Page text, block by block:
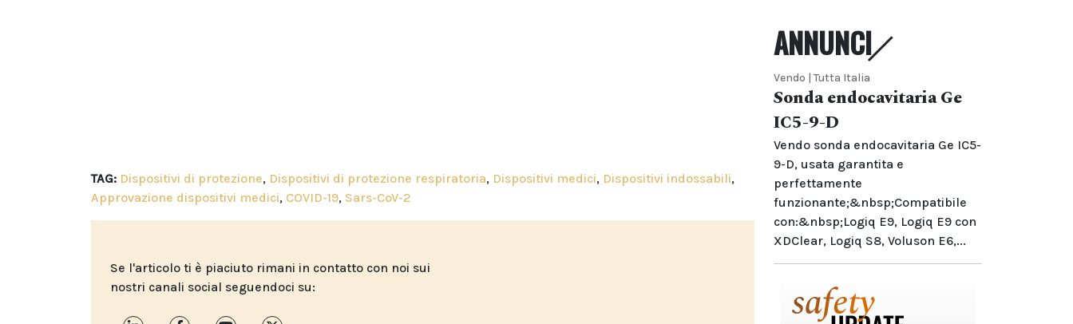
TAG: Dispositivi di protezione, Dispositivi di protezione respiratoria, Dispositivi medici, Dispositivi indossabili,
Approvazione dispositivi medici, COVID-19, Sars-CoV-2
Se l'articolo ti è piaciuto rimani in contatto con noi sui
nostri canali social seguendoci su:
ANNUNCI
Vendo | Tutta Italia
Sonda endocavitaria Ge
IC5-9-D
Vendo sonda endocavitaria Ge IC5-
9-D, usata garantita e
perfettamente
funzionante;&nbsp;Compatibile
con:&nbsp;Logiq E9, Logiq E9 con
XDClear, Logiq S8, Voluson E6,...